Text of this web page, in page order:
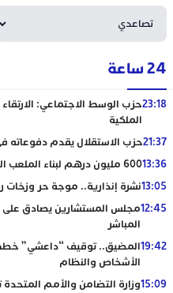
24 ساعة
23:18حزب الوسط الاجتماعي:
الملكية
21:37حزب الاستقلال يقدم دفوعاته
13:36600 مليون درهم لبناء الملعب الكبير بمكناس
13:05نشرة إنذارية.. موجة حر وزخات
12:45مجلس المستشارين يصادق
المباشر
19:42المضيق.. توقيف “داعشي”
الأشخاص والنظام
15:09وزارة التضامن والأمم